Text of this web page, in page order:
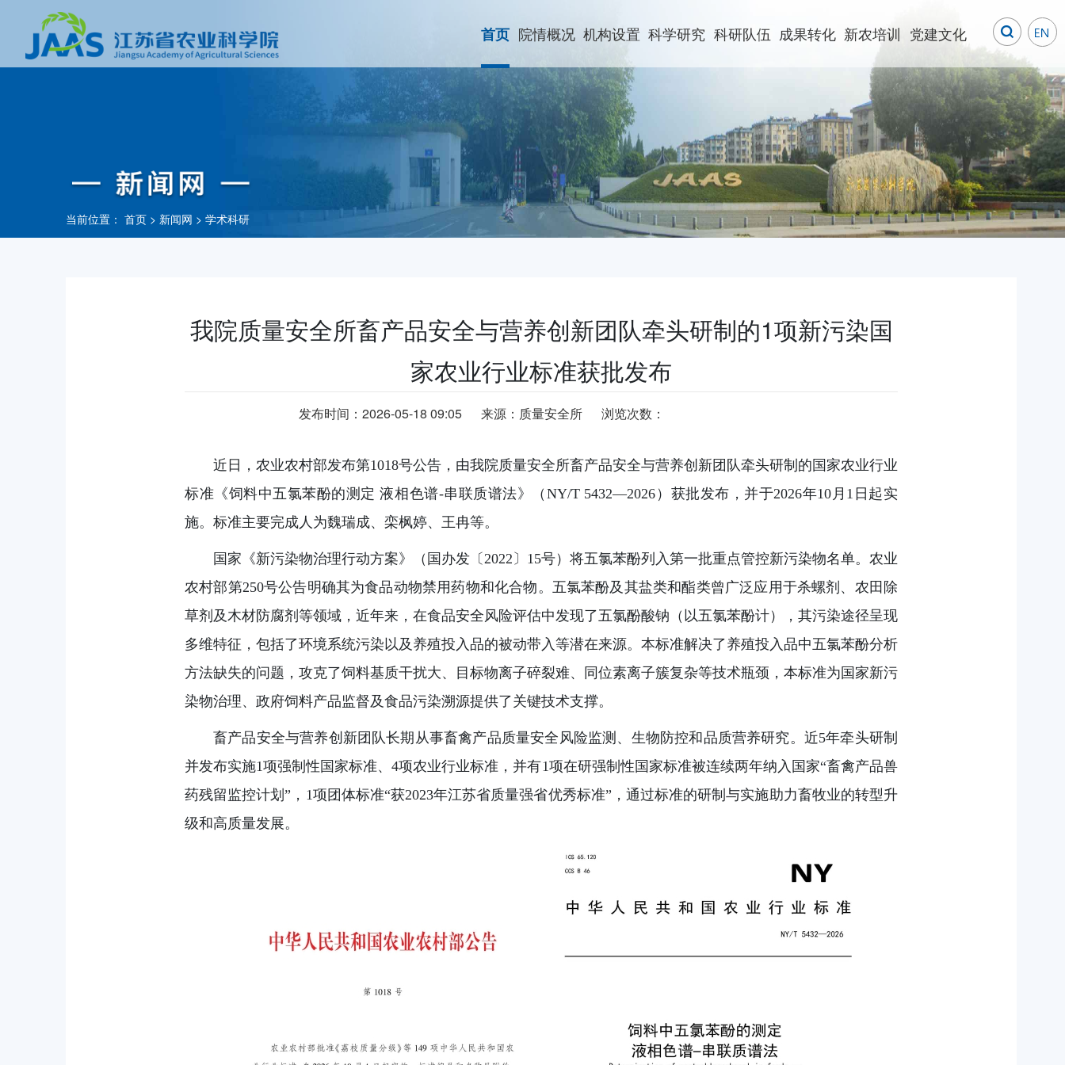
首页 院情概况 机构设置 科学研究 科研队伍 成果转化 新农培训 党建文化
当前位置： 首页 > 新闻网 > 学术科研
我院质量安全所畜产品安全与营养创新团队牵头研制的1项新污染国
家农业行业标准获批发布
发布时间：2026-05-18 09:05 来源：质量安全所 浏览次数：
近日，农业农村部发布第1018号公告，由我院质量安全所畜产品安全与营养创新团队牵头研制的国家农业行业
标准《饲料中五氯苯酚的测定 液相色谱-串联质谱法》（NY/T 5432—2026）获批发布，并于2026年10月1日起实
施。标准主要完成人为魏瑞成、栾枫婷、王冉等。
国家《新污染物治理行动方案》（国办发〔2022〕15号）将五氯苯酚列入第一批重点管控新污染物名单。农业
农村部第250号公告明确其为食品动物禁用药物和化合物。五氯苯酚及其盐类和酯类曾广泛应用于杀螺剂、农田除
草剂及木材防腐剂等领域，近年来，在食品安全风险评估中发现了五氯酚酸钠（以五氯苯酚计），其污染途径呈现
多维特征，包括了环境系统污染以及养殖投入品的被动带入等潜在来源。本标准解决了养殖投入品中五氯苯酚分析
方法缺失的问题，攻克了饲料基质干扰大、目标物离子碎裂难、同位素离子簇复杂等技术瓶颈，本标准为国家新污
染物治理、政府饲料产品监督及食品污染溯源提供了关键技术支撑。
畜产品安全与营养创新团队长期从事畜禽产品质量安全风险监测、生物防控和品质营养研究。近5年牵头研制
并发布实施1项强制性国家标准、4项农业行业标准，并有1项在研强制性国家标准被连续两年纳入国家“畜禽产品兽
药残留监控计划”，1项团体标准“获2023年江苏省质量强省优秀标准”，通过标准的研制与实施助力畜牧业的转型升
级和高质量发展。